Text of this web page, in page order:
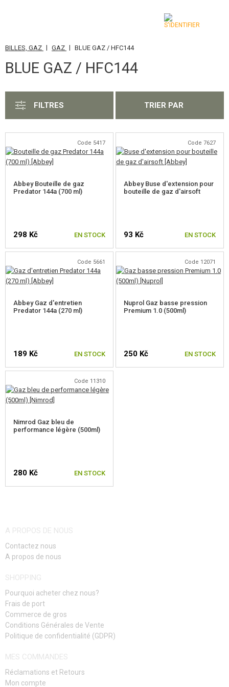
CATÉGORIES
AIRSOFT GUNS
LANCE-GRENADES, GRENADES
BILLES 0,12G
BILLES 0,16G
BILLES 0,25G
BILLES 0,28G
BILLES 0,32G
BILLES 0,40G
BILLES 0,43G
BILLES 0,45-0,90G
RED GAS
BATTERIES, CHARGEURS
ÉQUIPEMENT, UNIFORMES...
CAMOUFLAGE, BANDE CAMOUFLAGE
RADIOS, CASQUES, CAMÉRAS
ACCESSOIRES POUR RÉPLIQUE
BILLES, GAZ | GAZ | BLUE GAZ / HFC144
BLUE GAZ / HFC144
FILTRES TRIER PAR
Code 5417
Abbey Bouteille de gaz
Predator 144a (700 ml)
298 Kč EN STOCK
Code 7627
Abbey Buse d'extension pour
bouteille de gaz d'airsoft
93 Kč EN STOCK
Code 5661
Abbey Gaz d'entretien
Predator 144a (270 ml)
189 Kč EN STOCK
Code 12071
Nuprol Gaz basse pression
Premium 1.0 (500ml)
250 Kč EN STOCK
Code 11310
Nimrod Gaz bleu de
performance légère (500ml)
280 Kč EN STOCK
A PROPOS DE NOUS
Contactez nous
A propos de nous
SHOPPING
Pourquoi acheter chez nous?
Frais de port
Commerce de gros
Conditions Générales de Vente
Politique de confidentialité (GDPR)
MES COMMANDES
Réclamations et Retours
Mon compte